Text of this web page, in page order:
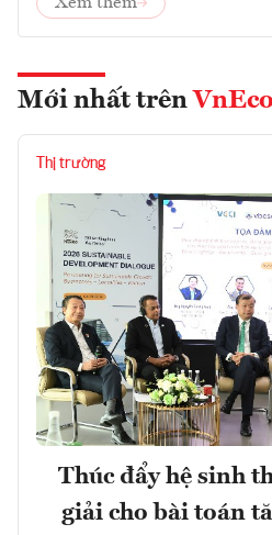
Xem thêm
Mới nhất trên
Thị trường
Thúc đẩy hệ sinh
giải cho bài toán